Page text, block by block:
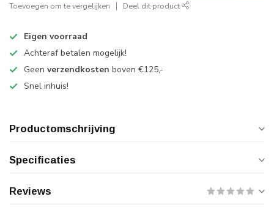
Toevoegen om te vergelijken Deel dit product
Eigen voorraad
Achteraf betalen mogelijk!
Geen verzendkosten boven €125,-
Snel inhuis!
Productomschrijving
Specificaties
Reviews